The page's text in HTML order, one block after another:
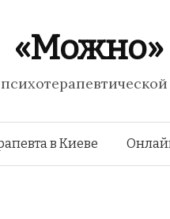
«Можно»
Перейти к
в Киеве